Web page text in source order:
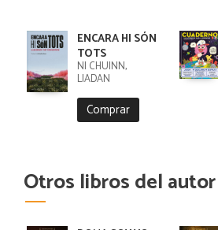
ENCARA HI SÓN
TOTS
NI CHUINN,
LIADAN
Comprar
Otros libros del autor